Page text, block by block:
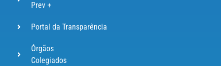
Prev +
Portal da Transparência
Órgãos
Colegiados